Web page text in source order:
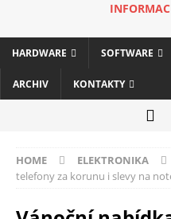
HARDWARE SOFTWARE
ARCHIV KONTAKTY
HOME ELEKTRONIKA
telefony za korunu i slevy na